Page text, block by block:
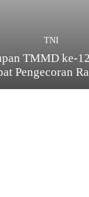
TNI
TMMD ke-
Pengecoran